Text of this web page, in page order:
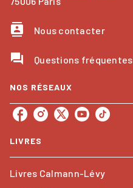
contacts Nous contacter
question_answer Questions fréquentes
NOS RÉSEAUX
LIVRES
Livres Calmann-Lévy